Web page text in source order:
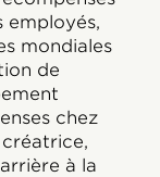
employés,
mondiales
de
chez
créatrice,
à la